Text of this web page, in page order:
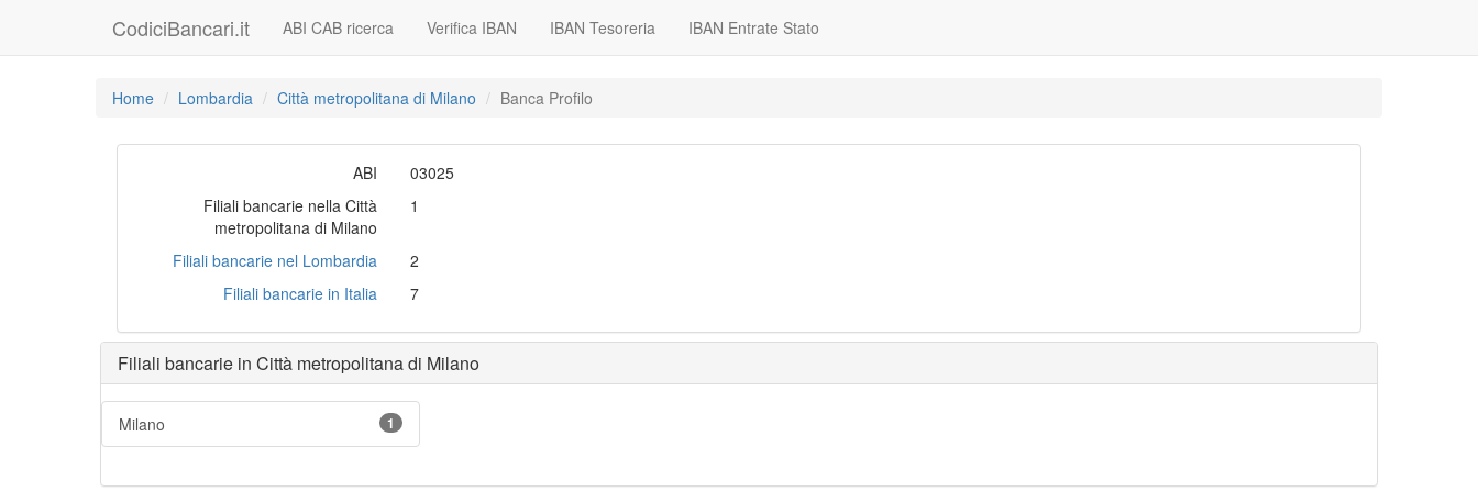
CodiciBancari.it ABI CAB ricerca Verifica IBAN IBAN Tesoreria IBAN Entrate Stato
Home Lombardia Città metropolitana di Milano Banca Profilo
ABI
03025
Filiali bancarie nella Città
metropolitana di Milano
1
Filiali bancarie nel Lombardia
2
Filiali bancarie in Italia
7
Filiali bancarie in Città metropolitana di Milano
Milano 1